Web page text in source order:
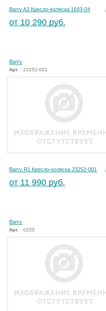
Barry A3 Кресло-коляска 1693-04
от 10 290 руб.
Barry
Арт. : 23252-001
Barry R1 Кресло-коляска 23252-001
от 11 990 руб.
Barry
Арт. : 0235